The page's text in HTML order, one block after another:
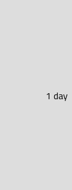
1 day